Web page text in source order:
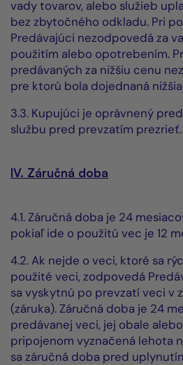
vady tovarov, alebo služieb
bez zbytočného odkladu. Pri
Predávajúci nezodpovedá za
použitím alebo opotrebením.
predávaných za nižšiu cenu
pre ktorú bola dojednaná
3.3. Kupujúci je oprávnený
službu pred prevzatím prezrieť.
IV. Záručná doba
4.1. Záručná doba je 24
pokiaľ ide o použitú vec je 12
4.2. Ak nejde o veci, ktoré sa
použité veci, zodpovedá
sa vyskytnú po prevzatí veci v
(záruka). Záručná doba je 24
predávanej veci, jej obale
pripojenom vyznačená lehota
sa záručná doba pred